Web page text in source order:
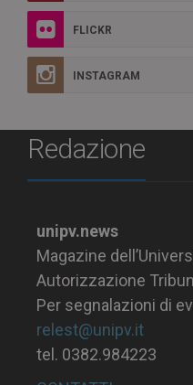
FLICKR
INSTAGRAM
Redazione
unipv.news
Magazine
Autorizzazione
Per segnalazioni di
relest@unipv.it
tel. 0382.984223